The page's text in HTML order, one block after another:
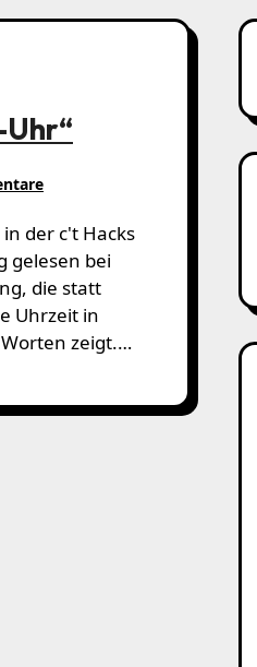
gelesen bei
die statt
Uhrzeit in
zeigt.…